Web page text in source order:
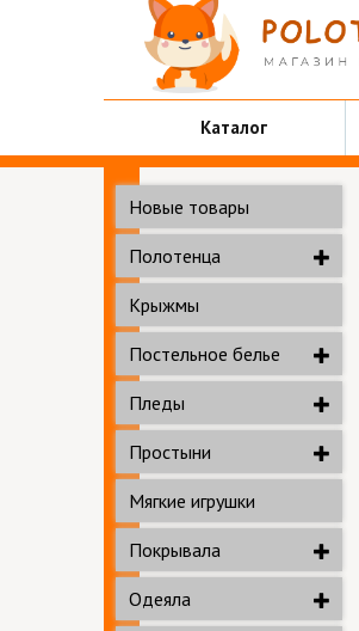
Каталог
Новые товары
Полотенца
Крыжмы
Постельное белье
Пледы
Простыни
Мягкие игрушки
Покрывала
Одеяла